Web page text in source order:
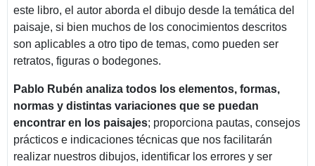
este libro, el autor aborda el dibujo desde la temática del
paisaje, si bien muchos de los conocimientos descritos
son aplicables a otro tipo de temas, como pueden ser
retratos, figuras o bodegones.
Pablo Rubén analiza todos los elementos, formas,
normas y distintas variaciones que se puedan
encontrar en los paisajes; proporciona pautas, consejos
prácticos e indicaciones técnicas que nos facilitarán
realizar nuestros dibujos, identificar los errores y ser